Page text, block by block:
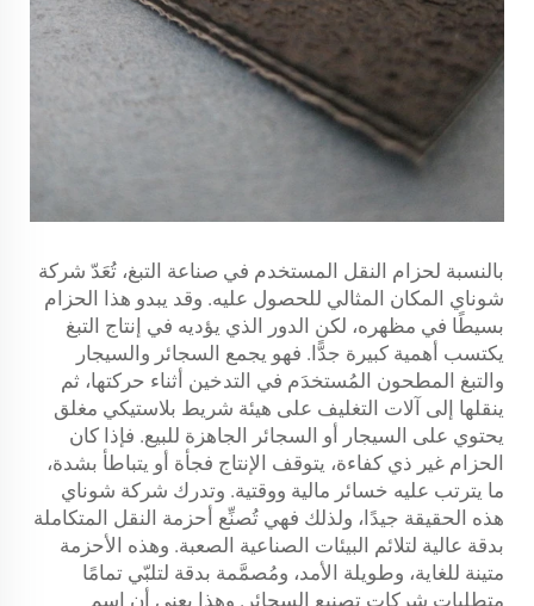
بالنسبة لحزام النقل المستخدم في صناعة التبغ، تُعَدّ شركة
شوناي المكان المثالي للحصول عليه. وقد يبدو هذا الحزام
بسيطًا في مظهره، لكن الدور الذي يؤديه في إنتاج التبغ
يكتسب أهمية كبيرة جدًّا. فهو يجمع السجائر والسيجار
والتبغ المطحون المُستخدَم في التدخين أثناء حركتها، ثم
ينقلها إلى آلات التغليف على هيئة شريط بلاستيكي مغلق
يحتوي على السيجار أو السجائر الجاهزة للبيع. فإذا كان
الحزام غير ذي كفاءة، يتوقف الإنتاج فجأة أو يتباطأ بشدة،
ما يترتب عليه خسائر مالية ووقتية. وتدرك شركة شوناي
هذه الحقيقة جيدًا، ولذلك فهي تُصنِّع أحزمة النقل المتكاملة
بدقة عالية لتلائم البيئات الصناعية الصعبة. وهذه الأحزمة
متينة للغاية، وطويلة الأمد، ومُصمَّمة بدقة لتلبّي تمامًا
متطلبات شركات تصنيع السجائر. وهذا يعني أن اسم